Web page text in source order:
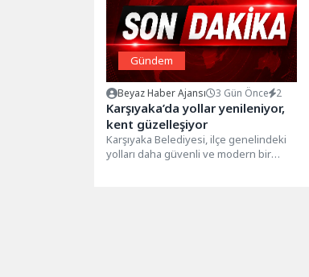
Gündem
Beyaz Haber Ajansı 3 Gün Önce 2
Karşıyaka’da yollar yenileniyor,
kent güzelleşiyor
Karşıyaka Belediyesi, ilçe genelindeki
yolları daha güvenli ve modern bir